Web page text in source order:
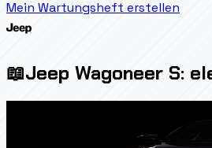
Mein Wartungsheft erstellen
📖Jeep Wagoneer S: